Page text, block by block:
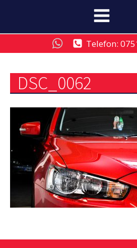
Telefon:
DSC_0062